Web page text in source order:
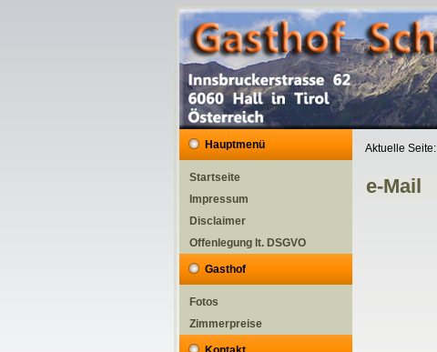
Hauptmenü
Startseite
Impressum
Disclaimer
Offenlegung lt. DSGVO
Gasthof
Fotos
Zimmerpreise
Aktuelle Seite:
e-Mail